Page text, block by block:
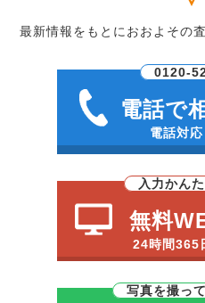
最新情報をもとにおおよその
0120-
電話で
電話対
入力かん
無料
24時間365
写真を撮っ